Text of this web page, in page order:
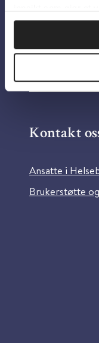
Personvern og
Information in
Bilder fra
Kontakt
Ansatte i
Brukerstøtte